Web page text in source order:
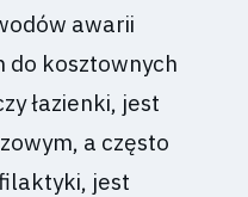
awarii
do kosztownych
łazienki, jest
a często
jest